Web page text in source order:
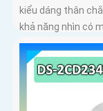
kiểu dáng thân
khả năng nhìn có
60m, phát hiện
phương tiện, ống